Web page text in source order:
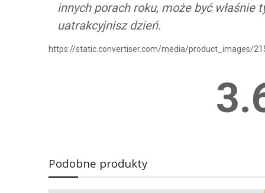
innych porach roku, może być właśnie
uatrakcyjnisz dzień.
https://static.convertiser.com/media/product_images/
Podobne produkty